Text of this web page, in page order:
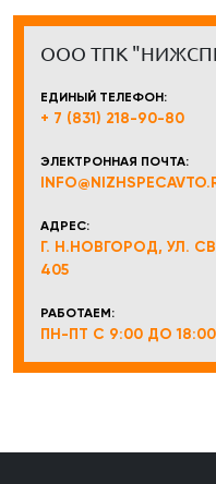
ООО ТПК
ЕДИНЫЙ ТЕЛЕФОН:
+ 7 (831) 218-90-80
ЭЛЕКТРОННАЯ ПОЧТА:
АДРЕС:
Г. Н.НОВГОРОД, УЛ.
405
РАБОТАЕМ:
ПН-ПТ С 9:00 ДО 18:00